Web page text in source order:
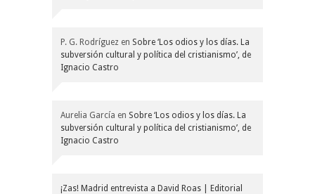
P. G. Rodríguez en Sobre ‘Los odios y los días. La
subversión cultural y política del cristianismo’, de
Ignacio Castro
Aurelia García en Sobre ‘Los odios y los días. La
subversión cultural y política del cristianismo’, de
Ignacio Castro
¡Zas! Madrid entrevista a David Roas | Editorial